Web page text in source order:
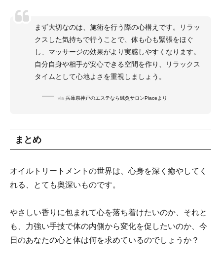
まず大切なのは、施術を行う際の心構えです。リラッ
クスした気持ちで行うことで、体も心も緊張をほぐ
し、マッサージの効果がより実感しやすくなります。
自分自身や相手が安心できる空間を作り、リラックス
タイムとして心地よさを重視しましょう。
via 兵庫県神戸のエステなら鍼灸サロンPiaceより
まとめ
オイルトリートメントの世界は、心身を深く癒やしてく
れる、とても奥深いものです。
やさしい香りに包まれて心を落ち着けたいのか、それと
も、力強い手技で体の内側から変化を促したいのか、今
日のあなたの心と体は何を求めているのでしょうか？